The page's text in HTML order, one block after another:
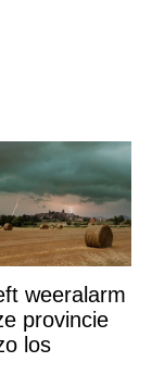
weeralarm
provincie
los